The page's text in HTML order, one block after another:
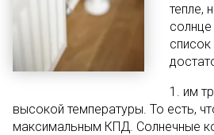
тепле,
1. им
высокой температуры. То есть,
максимальным КПД. Солнечные